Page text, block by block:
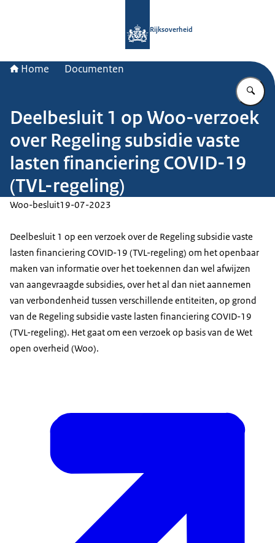
Rijksoverheid
Home Documenten
Deelbesluit 1 op Woo-verzoek
over Regeling subsidie vaste
lasten financiering COVID-19
(TVL-regeling)
Woo-besluit19-07-2023
Deelbesluit 1 op een verzoek over de Regeling subsidie vaste
lasten financiering COVID-19 (TVL-regeling) om het openbaar
maken van informatie over het toekennen dan wel afwijzen
van aangevraagde subsidies, over het al dan niet aannemen
van verbondenheid tussen verschillende entiteiten, op grond
van de Regeling subsidie vaste lasten financiering COVID-19
(TVL-regeling). Het gaat om een verzoek op basis van de Wet
open overheid (Woo).